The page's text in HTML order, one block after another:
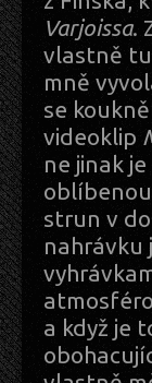
Varjoissa.
vlastně
mně
se
videoklip
ne jinak
strun v
nahrávku
a když je